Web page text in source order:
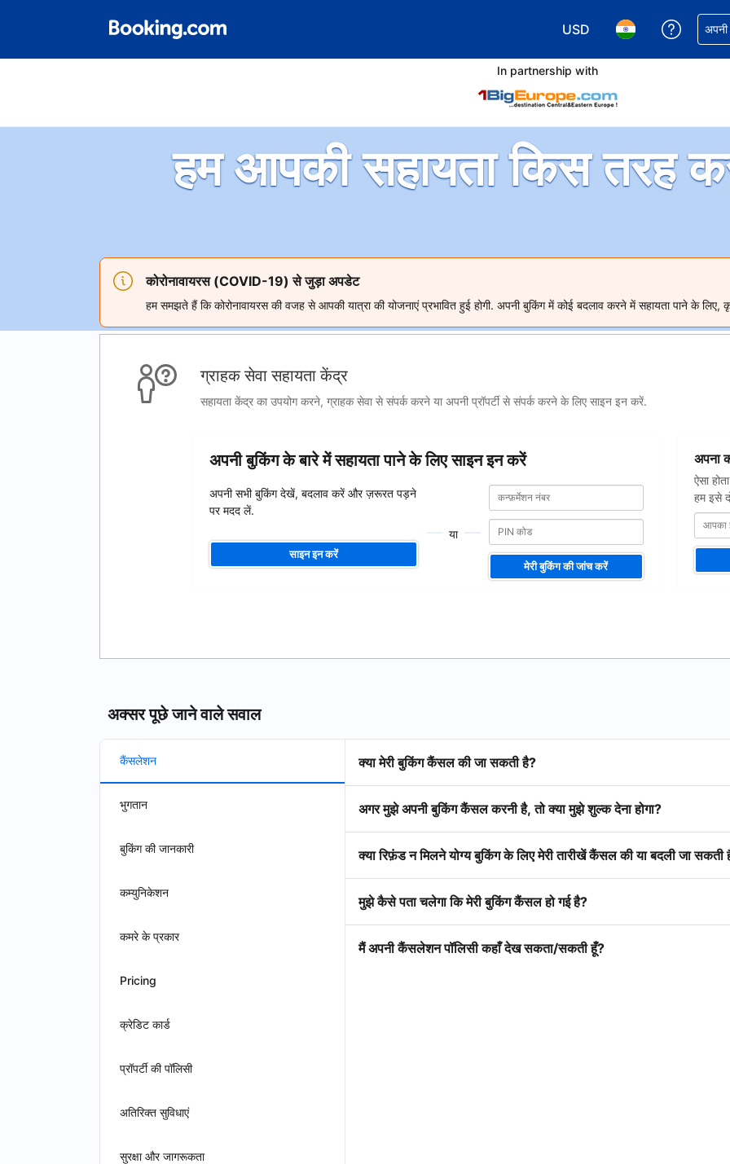
USD
अपनी करेंसी चुनें. आपने अभी
अपनी भाषा चुनें. आपने
अपनीअपनी
In partnership with
हम आपकी सहायता किस तरह
कोरोनावायरस (COVID-19) से जुड़ा अपडेट
हम समझते हैं कि कोरोनावायरस की वजह से आपकी यात्रा की योजनाएं प्रभावित हुई होगी. अपनी बुकिंग में कोई बदलाव करने में सहायता पाने के लिए,
ग्राहक सेवा सहायता केंद्र
सहायता केंद्र का उपयोग करने, ग्राहक सेवा से संपर्क करने या अपनी प्रॉपर्टी से संपर्क करने के लिए साइन इन करें.
अपनी बुकिंग के बारे में सहायता पाने के लिए साइन इन करें
अपनी सभी बुकिंग देखें, बदलाव करें और ज़रूरत पड़ने
पर मदद लें.
साइन इन करें
या
कन्फ़र्मेशन
नंबर
कन्फ़र्मेशन
मेरी बुकिंग की जांच करें
अपना
ऐसा
हम इसे
अक्सर पूछे जाने वाले सवाल
कैंसलेशन
भुगतान
बुकिंग की जानकारी
कम्युनिकेशन
कमरे के प्रकार
Pricing
क्रेडिट कार्ड
प्रॉपर्टी की पॉलिसी
अतिरिक्त सुविधाएं
सुरक्षा और जागरूकता
क्या मेरी बुकिंग कैंसल की जा सकती है?
अगर मुझे अपनी बुकिंग कैंसल करनी है, तो क्या मुझे शुल्क देना होगा?
क्या रिफ़ंड न मिलने योग्य बुकिंग के लिए मेरी तारीखें कैंसल की या बदली जा सकती
मुझे कैसे पता चलेगा कि मेरी बुकिंग कैंसल हो गई है?
मैं अपनी कैंसलेशन पॉलिसी कहाँ देख सकता/सकती हूँ?